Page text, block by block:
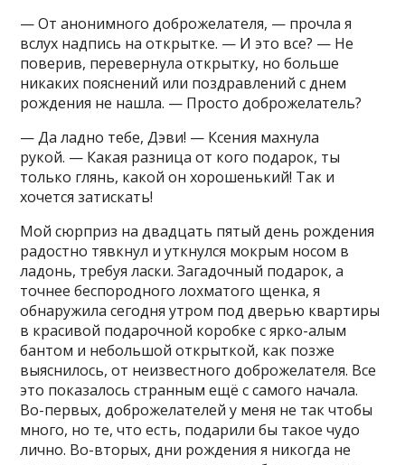
— От анонимного доброжелателя, — прочла я
вслух надпись на открытке. — И это все? — Не
поверив, перевернула открытку, но больше
никаких пояснений или поздравлений с днем
рождения не нашла. — Просто доброжелатель?
— Да ладно тебе, Дэви! — Ксения махнула
рукой. — Какая разница от кого подарок, ты
только глянь, какой он хорошенький! Так и
хочется затискать!
Мой сюрприз на двадцать пятый день рождения
радостно тявкнул и уткнулся мокрым носом в
ладонь, требуя ласки. Загадочный подарок, а
точнее беспородного лохматого щенка, я
обнаружила сегодня утром под дверью квартиры
в красивой подарочной коробке с ярко-алым
бантом и небольшой открыткой, как позже
выяснилось, от неизвестного доброжелателя. Все
это показалось странным ещё с самого начала.
Во-первых, доброжелателей у меня не так чтобы
много, но те, что есть, подарили бы такое чудо
лично. Во-вторых, дни рождения я никогда не